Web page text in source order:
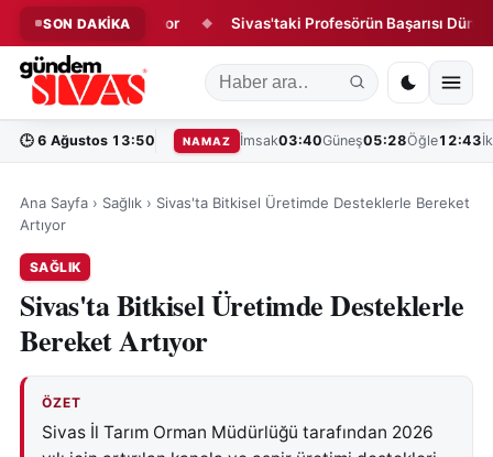
SON DAKİKA
Hazırlanıyor Sivas'taki Profesörün Başarısı Dünya Tıp
🕒 6 Ağustos 13:50 NAMAZ İmsak03:40Güneş05:28Öğle12:43
Ana Sayfa › Sağlık › Sivas'ta Bitkisel Üretimde Desteklerle Bereket
Artıyor
SAĞLIK
Sivas'ta Bitkisel Üretimde Desteklerle
Bereket Artıyor
ÖZET
Sivas İl Tarım Orman Müdürlüğü tarafından 2026